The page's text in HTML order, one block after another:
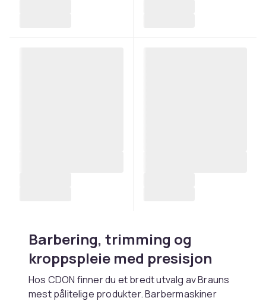
Barbering, trimming og
kroppspleie med presisjon
Hos CDON finner du et bredt utvalg av Brauns
mest pålitelige produkter. Barbermaskiner